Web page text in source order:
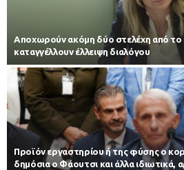
Αποχωρούν ακόμη δύο στελέχη από το
καταγγέλλουν έλλειψη διαλόγου
Προϊόν εργαστηρίου ή της φύσης ο
δημόσια ο Φάουτσι και άλλα ιδιωτικά,